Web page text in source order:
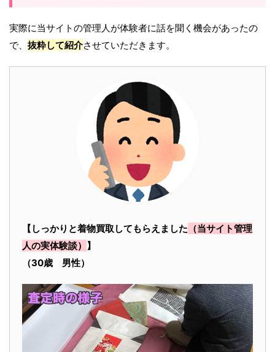
実際に当サイトの管理人が体験者に話を聞く機会があったの
で、 抜粋して紹介させていただきます。
【しっかりと着物買取してもらえました （当サイト管理
人の実体験談） 】
（30歳 男性）